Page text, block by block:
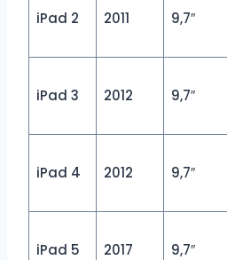
iPad 2 2011 9,7″
iPad 3 2012 9,7″
iPad 4 2012 9,7″
iPad 5 2017 9,7″